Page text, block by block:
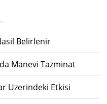
Belirlenir
Manevi Tazminat
Uzerindeki Etkisi